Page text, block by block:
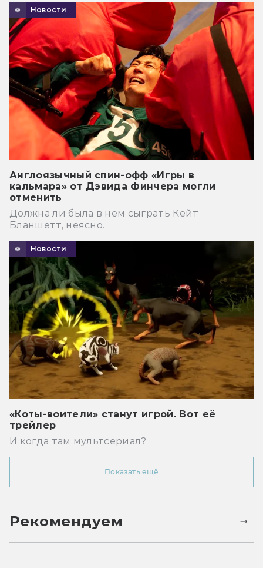
Новости
Англоязычный спин-офф «Игры в
кальмара» от Дэвида Финчера могли
отменить
Должна ли была в нем сыграть Кейт
Бланшетт, неясно.
Новости
«Коты-воители» станут игрой. Вот её
трейлер
И когда там мультсериал?
Показать ещё
Рекомендуем